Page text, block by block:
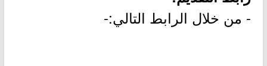
- من خلال الرابط التالي:-